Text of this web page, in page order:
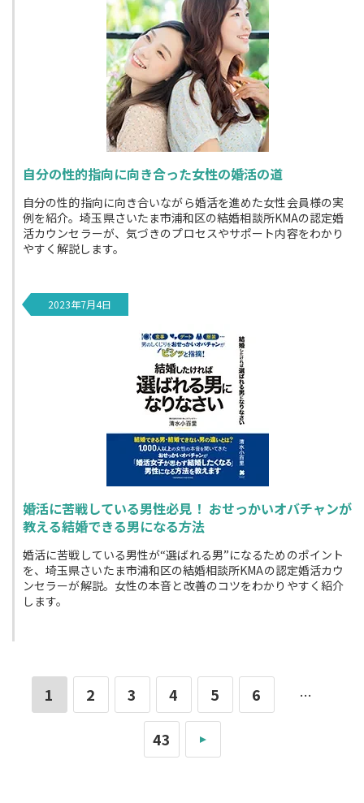
自分の性的指向に向き合った女性の婚活の道
自分の性的指向に向き合いながら婚活を進めた女性会員様の実
例を紹介。埼玉県さいたま市浦和区の結婚相談所KMAの認定婚
活カウンセラーが、気づきのプロセスやサポート内容をわかり
やすく解説します。
2023年7月4日
婚活に苦戦している男性必見！ おせっかいオバチャンが
教える結婚できる男になる方法
婚活に苦戦している男性が“選ばれる男”になるためのポイント
を、埼玉県さいたま市浦和区の結婚相談所KMAの認定婚活カウ
ンセラーが解説。女性の本音と改善のコツをわかりやすく紹介
します。
1 2 3 4 5 6 …
43 »